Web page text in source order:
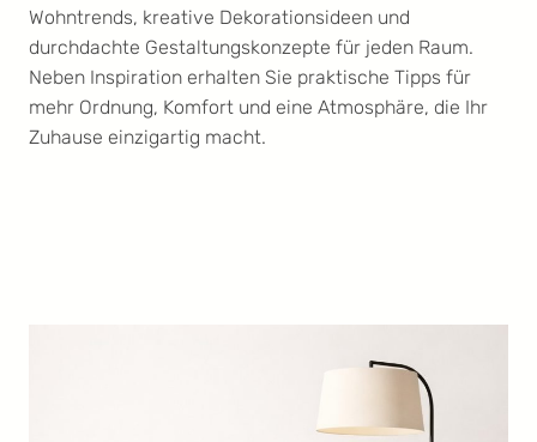
Wohntrends, kreative Dekorationsideen und
durchdachte Gestaltungskonzepte für jeden Raum.
Neben Inspiration erhalten Sie praktische Tipps für
mehr Ordnung, Komfort und eine Atmosphäre, die Ihr
Zuhause einzigartig macht.